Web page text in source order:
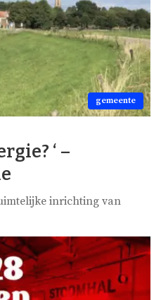
gemeente
‘ –
inrichting van